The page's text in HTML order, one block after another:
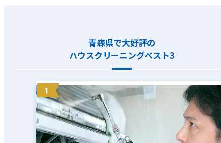
青森県で大好評の
ハウスクリーニングベスト3
1